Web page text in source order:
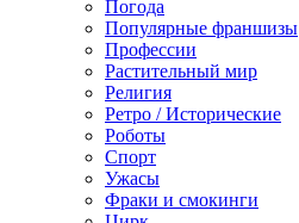
Погода
Популярные франшизы
Профессии
Растительный мир
Религия
Ретро / Исторические
Роботы
Спорт
Ужасы
Фраки и смокинги